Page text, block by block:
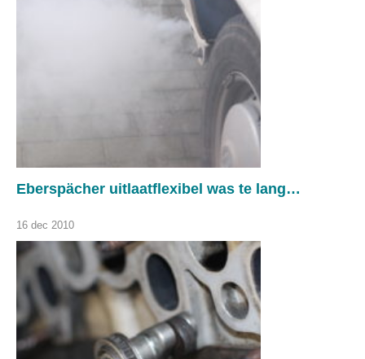
Eberspächer uitlaatflexibel was te lang…
16 dec 2010